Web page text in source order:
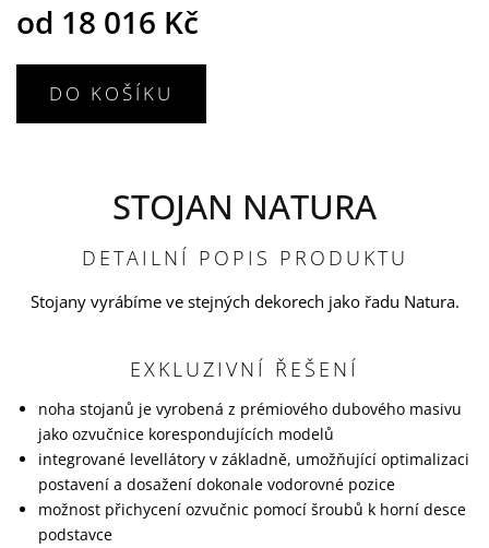
od 18 016 Kč
DO KOŠÍKU
STOJAN NATURA
DETAILNÍ POPIS PRODUKTU
Stojany vyrábíme ve stejných dekorech jako řadu Natura.
EXKLUZIVNÍ ŘEŠENÍ
noha stojanů je vyrobená z prémiového dubového masivu
jako ozvučnice korespondujících modelů
integrované levellátory v základně, umožňující optimalizaci
postavení a dosažení dokonale vodorovné pozice
možnost přichycení ozvučnic pomocí šroubů k horní desce
podstavce